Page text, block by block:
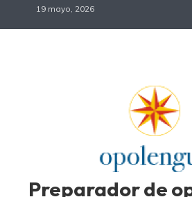
19 mayo, 2026
Preparador de